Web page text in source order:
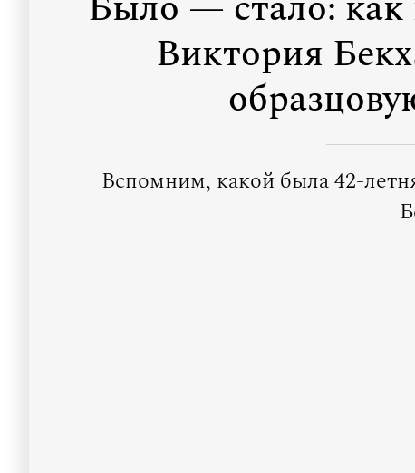
Виктория
Вспомним, какой была 42-